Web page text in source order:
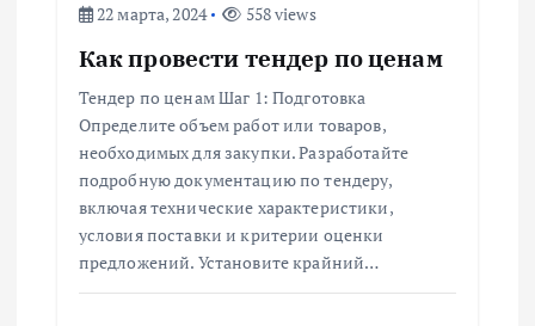
22 марта, 2024
558 views
Как провести тендер по ценам
Тендер по ценам Шаг 1: Подготовка
Определите объем работ или товаров,
необходимых для закупки. Разработайте
подробную документацию по тендеру,
включая технические характеристики,
условия поставки и критерии оценки
предложений. Установите крайний…